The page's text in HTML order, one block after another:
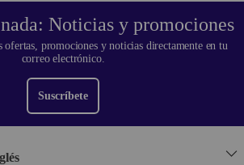
Noticias y promociones
ofertas, promociones y noticias directamente en tu
correo electrónico.
Suscríbete